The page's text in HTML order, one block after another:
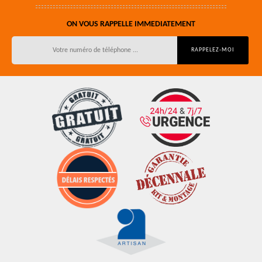
ON VOUS RAPPELLE IMMEDIATEMENT